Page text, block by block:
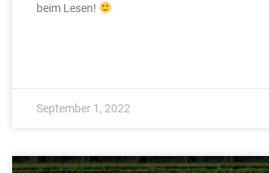
beim Lesen!
September 1, 2022